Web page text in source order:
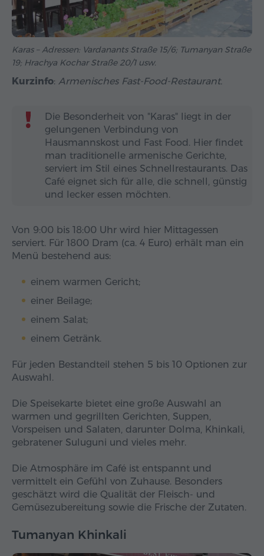
Karas – Adressen: Vardanants Straße 15/6; Tumanyan Straße
19; Hrachya Kochar Straße 20/1 usw.
Kurzinfo: Armenisches Fast-Food-Restaurant.
Die Besonderheit von "Karas" liegt in der
gelungenen Verbindung von
Hausmannskost und Fast Food. Hier findet
man traditionelle armenische Gerichte,
serviert im Stil eines Schnellrestaurants. Das
Café eignet sich für alle, die schnell, günstig
und lecker essen möchten.
Von 9:00 bis 18:00 Uhr wird hier Mittagessen
serviert. Für 1800 Dram (ca. 4 Euro) erhält man ein
Menü bestehend aus:
einem warmen Gericht;
einer Beilage;
einem Salat;
einem Getränk.
Für jeden Bestandteil stehen 5 bis 10 Optionen zur
Auswahl.
Die Speisekarte bietet eine große Auswahl an
warmen und gegrillten Gerichten, Suppen,
Vorspeisen und Salaten, darunter Dolma, Khinkali,
gebratener Suluguni und vieles mehr.
Die Atmosphäre im Café ist entspannt und
vermittelt ein Gefühl von Zuhause. Besonders
geschätzt wird die Qualität der Fleisch- und
Gemüsezubereitung sowie die Frische der Zutaten.
Tumanyan Khinkali